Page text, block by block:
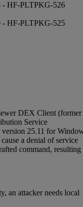
- HF-PLTPKG-526
- HF-PLTPKG-525
DEX Client (former
Service
25.11 for
a denial of service
command, resulting
an attacker needs local